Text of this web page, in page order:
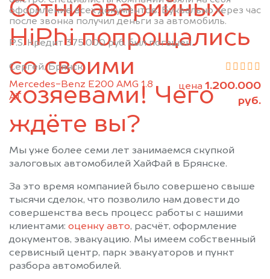
оформление всех документов. Буквально через час
после звонка получил деньги за автомобиль.
P.S. Кредит 375.000 руб. был погашен.
Сергей, Брянск
Mercedes-Benz E200 AMG 1.8
АТ
цена 1.200.000
руб.
Почеп
Ржаница
Рогнедино
Севск
Стародуб
Суземка
Сураж
Унеча
Сотни аварийных
HiPhi попрощались
со своими
хозяевами! Чего
ждёте вы?
Мы уже более семи лет занимаемся скупкой
залоговых автомобилей ХайФай в Брянске.
За это время компанией было совершено свыше
тысячи сделок, что позволило нам довести до
совершенства весь процесс работы с нашими
клиентами: оценку авто, расчёт, оформление
документов, эвакуацию. Мы имеем собственный
сервисный центр, парк эвакуаторов и пункт
разбора автомобилей.